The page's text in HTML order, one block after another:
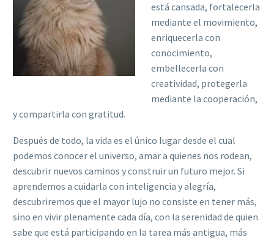
está cansada, fortalecerla
mediante el movimiento,
enriquecerla con
conocimiento,
embellecerla con
creatividad, protegerla
mediante la cooperación,
y compartirla con gratitud.
Después de todo, la vida es el único lugar desde el cual
podemos conocer el universo, amar a quienes nos rodean,
descubrir nuevos caminos y construir un futuro mejor. Si
aprendemos a cuidarla con inteligencia y alegría,
descubriremos que el mayor lujo no consiste en tener más,
sino en vivir plenamente cada día, con la serenidad de quien
sabe que está participando en la tarea más antigua, más